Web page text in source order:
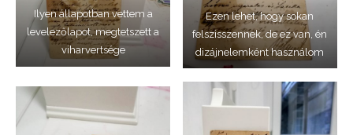
Ilyen állapotban vettem a
levelezőlapot, megtetszett a
viharvertsége
Ezen lehet, hogy sokan
felszisszennek, de ez van, én
dizájnelemként használom